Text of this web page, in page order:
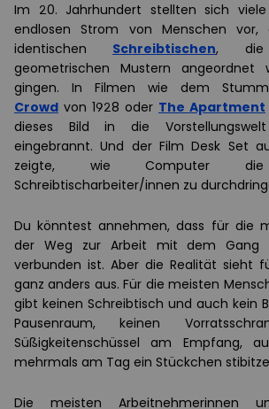
Im 20. Jahrhundert stellten sich
endlosen Strom von Menschen
identischen Schreibtischen, die
geometrischen Mustern angeordnet
gingen. In Filmen wie dem
Crowd von 1928 oder The Apartment
dieses Bild in die
eingebrannt. Und der Film Desk Set
zeigte, wie Computer
Schreibtischarbeiter/innen zu
Du könntest annehmen, dass für die
der Weg zur Arbeit mit dem Gang
verbunden ist. Aber die Realität sieht
ganz anders aus. Für die meisten
gibt keinen Schreibtisch und auch kein
Pausenraum, keinen
Süßigkeitenschüssel am Empfang,
mehrmals am Tag ein Stückchen
Die meisten Arbeitnehmerinnen